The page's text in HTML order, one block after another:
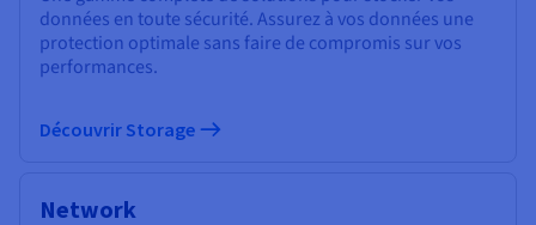
données en toute sécurité. Assurez à vos données une
protection optimale sans faire de compromis sur vos
performances.
Découvrir Storage
Network